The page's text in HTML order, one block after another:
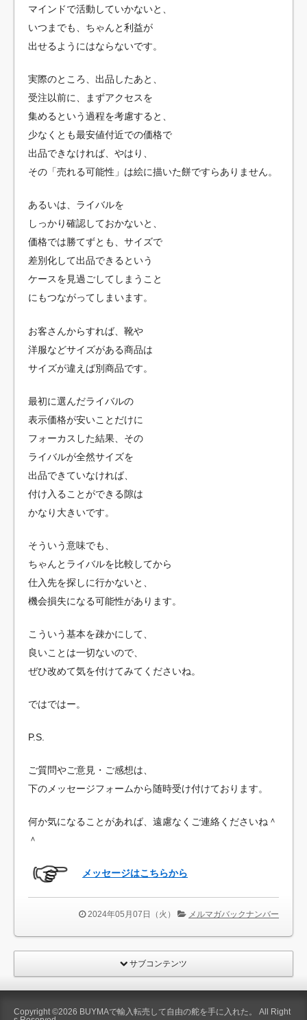
マインドで活動していかないと、
いつまでも、ちゃんと利益が
出せるようにはならないです。
実際のところ、出品したあと、
受注以前に、まずアクセスを
集めるという過程を考慮すると、
少なくとも最安値付近での価格で
出品できなければ、やはり、
その「売れる可能性」は絵に描いた餅ですらありません。
あるいは、ライバルを
しっかり確認しておかないと、
価格では勝てずとも、サイズで
差別化して出品できるという
ケースを見過ごしてしまうこと
にもつながってしまいます。
お客さんからすれば、靴や
洋服などサイズがある商品は
サイズが違えば別商品です。
最初に選んだライバルの
表示価格が安いことだけに
フォーカスした結果、その
ライバルが全然サイズを
出品できていなければ、
付け入ることができる隙は
かなり大きいです。
そういう意味でも、
ちゃんとライバルを比較してから
仕入先を探しに行かないと、
機会損失になる可能性があります。
こういう基本を疎かにして、
良いことは一切ないので、
ぜひ改めて気を付けてみてくださいね。
ではではー。
P.S.
ご質問やご意見・ご感想は、
下のメッセージフォームから随時受け付けております。
何か気になることがあれば、遠慮なくご連絡くださいね＾
＾
メッセージはこちらから
2024年05月07日（火） メルマガバックナンバー
サブコンテンツ
Copyright ©2026 BUYMAで輸入転売して自由の舵を手に入れた。
All Right